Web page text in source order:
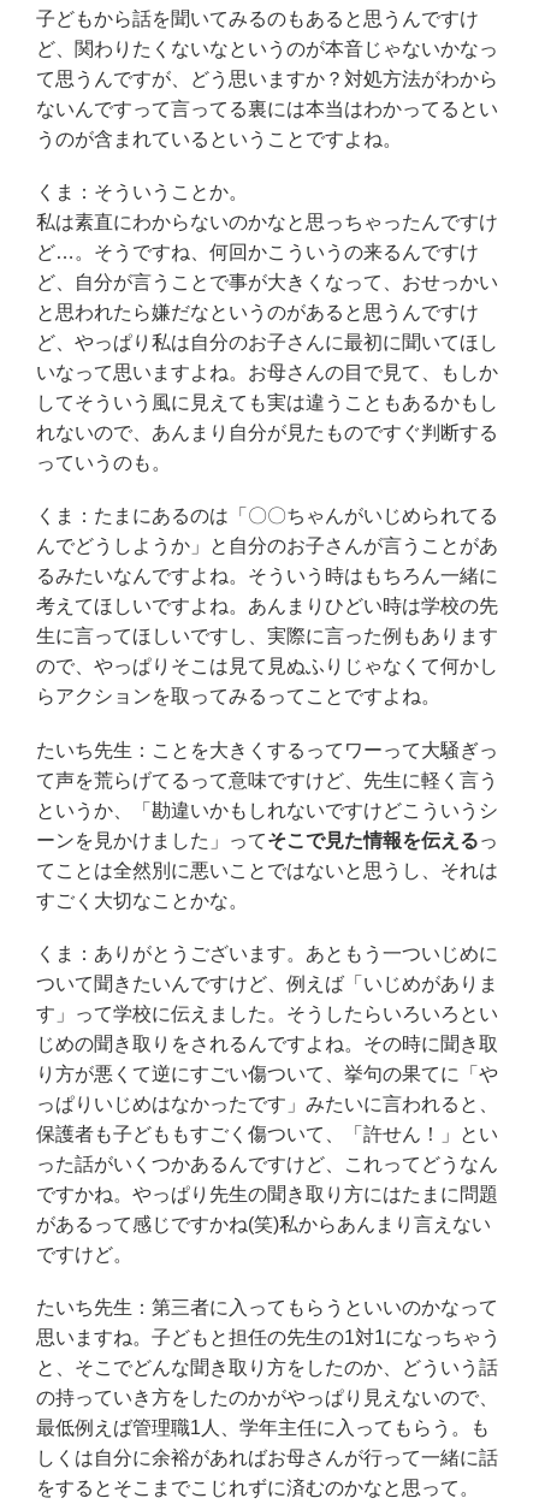
子どもから話を聞いてみるのもあると思うんですけ
ど、関わりたくないなというのが本音じゃないかなっ
て思うんですが、どう思いますか？対処方法がわから
ないんですって言ってる裏には本当はわかってるとい
うのが含まれているということですよね。
くま：そういうことか。
私は素直にわからないのかなと思っちゃったんですけ
ど…。そうですね、何回かこういうの来るんですけ
ど、自分が言うことで事が大きくなって、おせっかい
と思われたら嫌だなというのがあると思うんですけ
ど、やっぱり私は自分のお子さんに最初に聞いてほし
いなって思いますよね。お母さんの目で見て、もしか
してそういう風に見えても実は違うこともあるかもし
れないので、あんまり自分が見たものですぐ判断する
っていうのも。
くま：たまにあるのは「〇〇ちゃんがいじめられてる
んでどうしようか」と自分のお子さんが言うことがあ
るみたいなんですよね。そういう時はもちろん一緒に
考えてほしいですよね。あんまりひどい時は学校の先
生に言ってほしいですし、実際に言った例もあります
ので、やっぱりそこは見て見ぬふりじゃなくて何かし
らアクションを取ってみるってことですよね。
たいち先生：ことを大きくするってワーって大騒ぎっ
て声を荒らげてるって意味ですけど、先生に軽く言う
というか、「勘違いかもしれないですけどこういうシ
ーンを見かけました」ってそこで見た情報を伝えるっ
てことは全然別に悪いことではないと思うし、それは
すごく大切なことかな。
くま：ありがとうございます。あともう一ついじめに
ついて聞きたいんですけど、例えば「いじめがありま
す」って学校に伝えました。そうしたらいろいろとい
じめの聞き取りをされるんですよね。その時に聞き取
り方が悪くて逆にすごい傷ついて、挙句の果てに「や
っぱりいじめはなかったです」みたいに言われると、
保護者も子どももすごく傷ついて、「許せん！」とい
った話がいくつかあるんですけど、これってどうなん
ですかね。やっぱり先生の聞き取り方にはたまに問題
があるって感じですかね(笑)私からあんまり言えない
ですけど。
たいち先生：第三者に入ってもらうといいのかなって
思いますね。子どもと担任の先生の1対1になっちゃう
と、そこでどんな聞き取り方をしたのか、どういう話
の持っていき方をしたのかがやっぱり見えないので、
最低例えば管理職1人、学年主任に入ってもらう。も
しくは自分に余裕があればお母さんが行って一緒に話
をするとそこまでこじれずに済むのかなと思って。